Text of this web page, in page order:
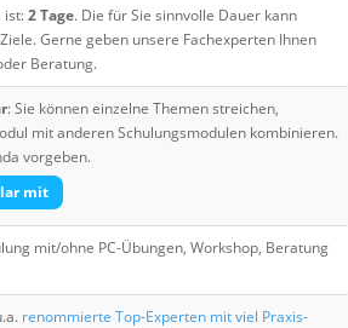
ist:2 Tage. Die für Sie sinnvolle Dauer kann
Gerne geben unsere Fachexperten Ihnen
Beratung.
: Sie können einzelne Themen streichen,
mit anderen Schulungsmodulen kombinieren.
vorgeben.
mit
mit/ohne PC-Übungen, Workshop, Beratung
renommierte Top-Experten mit viel Praxis-